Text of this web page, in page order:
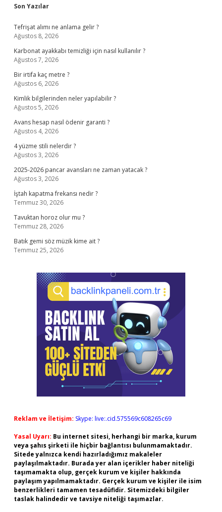
Sidebar
Son Yazılar
Tefrişat alımı ne anlama gelir ?
Ağustos 8, 2026
Karbonat ayakkabı temizliği için nasıl kullanılır ?
Ağustos 7, 2026
Bir irtifa kaç metre ?
Ağustos 6, 2026
Kimlik bilgilerinden neler yapılabilir ?
Ağustos 5, 2026
Avans hesap nasıl ödenir garanti ?
Ağustos 4, 2026
4 yüzme stili nelerdir ?
Ağustos 3, 2026
2025-2026 pancar avansları ne zaman yatacak ?
Ağustos 3, 2026
İştah kapatma frekansı nedir ?
Temmuz 30, 2026
Tavuktan horoz olur mu ?
Temmuz 28, 2026
Batık gemi söz müzik kime ait ?
Temmuz 25, 2026
Reklam ve İletişim: Skype: live:.cid.575569c608265c69
Yasal Uyarı: Bu internet sitesi, herhangi bir marka, kurum
veya şahıs şirketi ile hiçbir bağlantısı bulunmamaktadır.
Sitede yalnızca kendi hazırladığımız makaleler
paylaşılmaktadır. Burada yer alan içerikler haber niteliği
taşımamakta olup, gerçek kurum ve kişiler hakkında
paylaşım yapılmamaktadır. Gerçek kurum ve kişiler ile isim
benzerlikleri tamamen tesadüfidir. Sitemizdeki bilgiler
taslak halindedir ve tavsiye niteliği taşımazlar.